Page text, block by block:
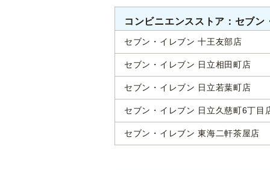
コンビニエンスストア：セブン
セブン・イレブン 十王友部店
セブン・イレブン 日立相田町店
セブン・イレブン 日立若葉町店
セブン・イレブン 日立久慈町6丁目
セブン・イレブン 東海二軒茶屋店